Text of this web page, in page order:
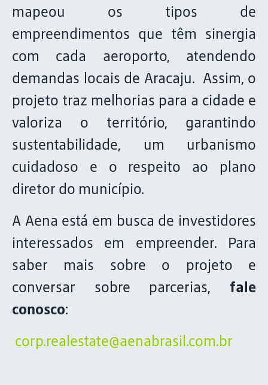
mapeou os tipos de
empreendimentos que têm sinergia
com cada aeroporto, atendendo
demandas locais de Aracaju. Assim, o
projeto traz melhorias para a cidade e
valoriza o território, garantindo
sustentabilidade, um urbanismo
cuidadoso e o respeito ao plano
diretor do município.
A Aena está em busca de investidores
interessados em empreender. Para
saber mais sobre o projeto e
conversar sobre parcerias, fale
conosco:
corp.realestate@aenabrasil.com.br